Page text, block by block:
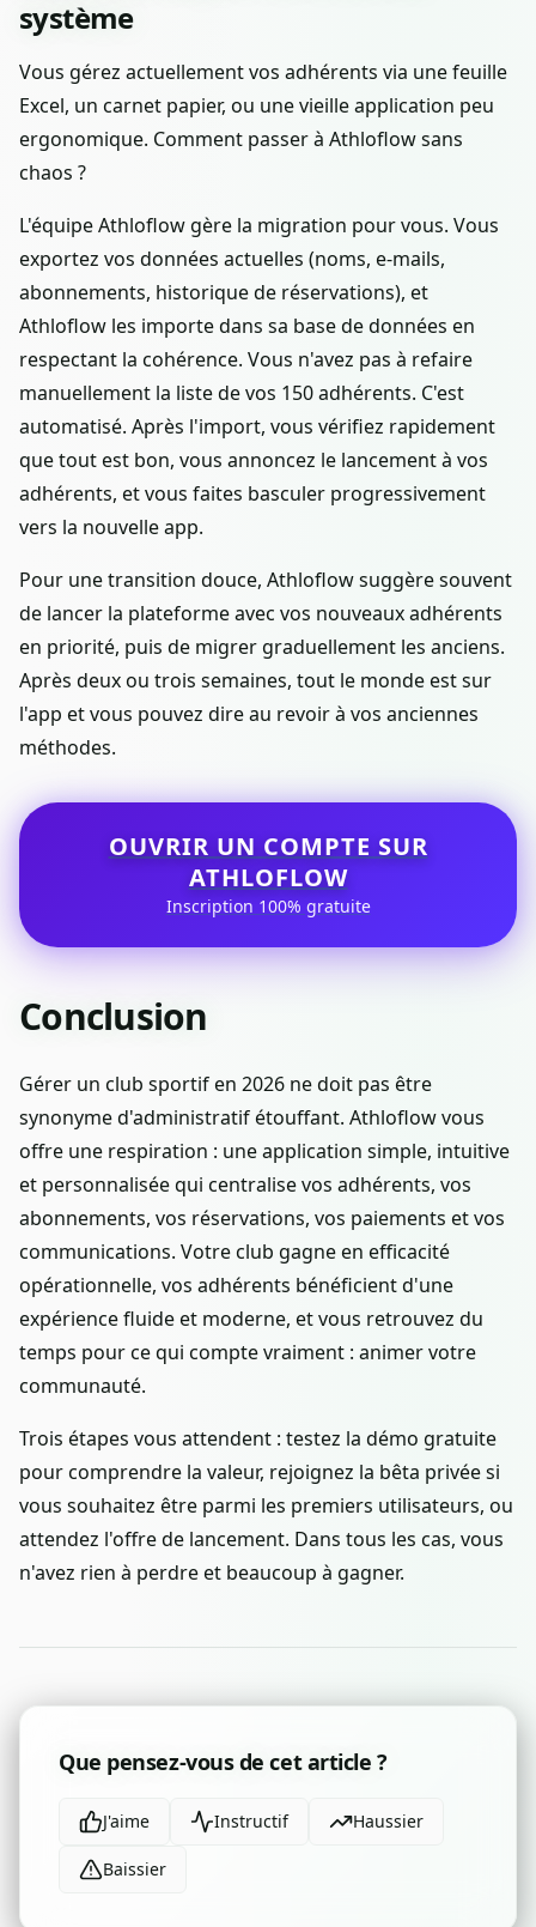
système
Vous gérez actuellement vos adhérents via une feuille
Excel, un carnet papier, ou une vieille application peu
ergonomique. Comment passer à Athloflow sans
chaos ?
L'équipe Athloflow gère la migration pour vous. Vous
exportez vos données actuelles (noms, e-mails,
abonnements, historique de réservations), et
Athloflow les importe dans sa base de données en
respectant la cohérence. Vous n'avez pas à refaire
manuellement la liste de vos 150 adhérents. C'est
automatisé. Après l'import, vous vérifiez rapidement
que tout est bon, vous annoncez le lancement à vos
adhérents, et vous faites basculer progressivement
vers la nouvelle app.
Pour une transition douce, Athloflow suggère souvent
de lancer la plateforme avec vos nouveaux adhérents
en priorité, puis de migrer graduellement les anciens.
Après deux ou trois semaines, tout le monde est sur
l'app et vous pouvez dire au revoir à vos anciennes
méthodes.
OUVRIR UN COMPTE SUR
ATHLOFLOW
Inscription 100% gratuite
Conclusion
Gérer un club sportif en 2026 ne doit pas être
synonyme d'administratif étouffant. Athloflow vous
offre une respiration : une application simple, intuitive
et personnalisée qui centralise vos adhérents, vos
abonnements, vos réservations, vos paiements et vos
communications. Votre club gagne en efficacité
opérationnelle, vos adhérents bénéficient d'une
expérience fluide et moderne, et vous retrouvez du
temps pour ce qui compte vraiment : animer votre
communauté.
Trois étapes vous attendent : testez la démo gratuite
pour comprendre la valeur, rejoignez la bêta privée si
vous souhaitez être parmi les premiers utilisateurs, ou
attendez l'offre de lancement. Dans tous les cas, vous
n'avez rien à perdre et beaucoup à gagner.
Que pensez-vous de cet article ?
J'aime Instructif Haussier
Baissier